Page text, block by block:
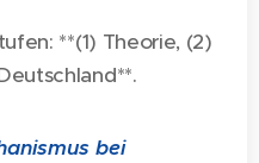
**(1) Theorie, (2)
bei